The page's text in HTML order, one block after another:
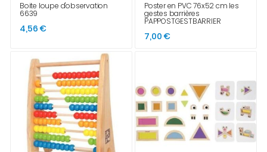
Boite loupe d'observation
6639
4,56 €
Poster en PVC 76x52 cm les
gestes barrières
PAPPOSTGESTBARRIER
7,00 €